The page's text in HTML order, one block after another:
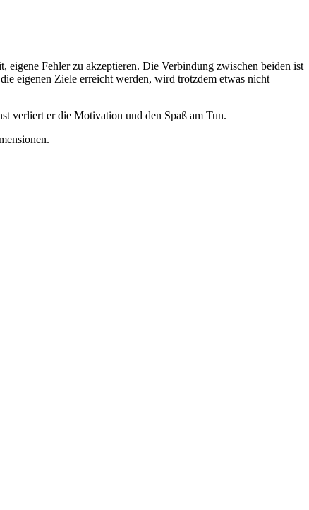
Fehler zu akzeptieren. Die Verbindung zwischen beiden ist
eigenen Ziele erreicht werden, wird trotzdem etwas nicht
verliert er die Motivation und den Spaß am Tun.